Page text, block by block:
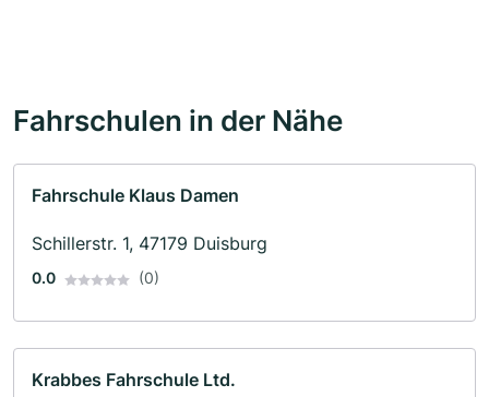
Fahrschulen in der Nähe
Fahrschule Klaus Damen
Schillerstr. 1, 47179 Duisburg
0.0 (0)
Krabbes Fahrschule Ltd.